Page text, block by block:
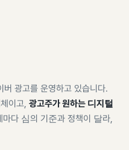
버 광고를 운영하고 있습니다.
이고, 광고주가 원하는 디지털
마다 심의 기준과 정책이 달라,